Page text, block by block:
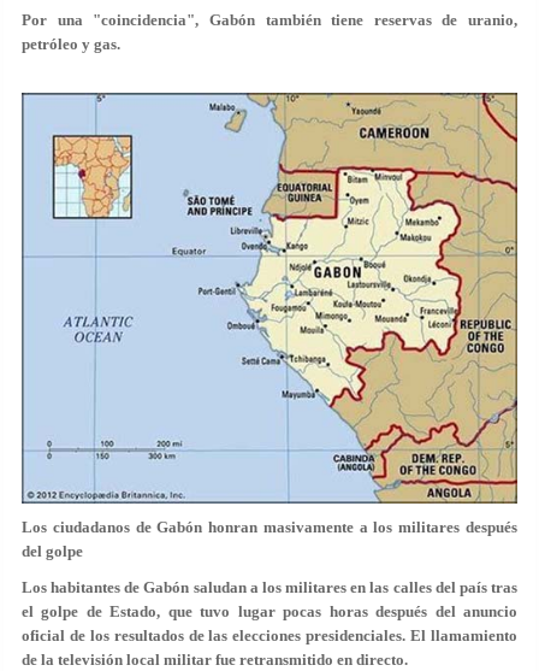
Por una "coincidencia", Gabón también tiene reservas de uranio,
petróleo y gas.
Los ciudadanos de Gabón honran masivamente a los militares después
del golpe
Los habitantes de Gabón saludan a los militares en las calles del país tras
el golpe de Estado, que tuvo lugar pocas horas después del anuncio
oficial de los resultados de las elecciones presidenciales. El llamamiento
de la televisión local militar fue retransmitido en directo.